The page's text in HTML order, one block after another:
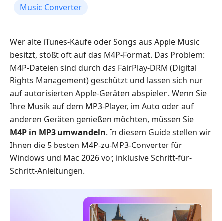
Music Converter
Wer alte iTunes-Käufe oder Songs aus Apple Music
besitzt, stößt oft auf das M4P-Format. Das Problem:
M4P-Dateien sind durch das FairPlay-DRM (Digital
Rights Management) geschützt und lassen sich nur
auf autorisierten Apple-Geräten abspielen. Wenn Sie
Ihre Musik auf dem MP3-Player, im Auto oder auf
anderen Geräten genießen möchten, müssen Sie
M4P in MP3 umwandeln. In diesem Guide stellen wir
Ihnen die 5 besten M4P-zu-MP3-Converter für
Windows und Mac 2026 vor, inklusive Schritt-für-
Schritt-Anleitungen.